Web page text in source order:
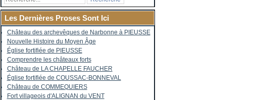
Les Dernières Proses Sont Ici
Château des archevêques de Narbonne à PIEUSSE
Nouvelle Histoire du Moyen Âge
Église fortifiée de PIEUSSE
Comprendre les châteaux forts
Château de LA CHAPELLE FAUCHER
Église fortifiée de COUSSAC-BONNEVAL
Château de COMMEQUIERS
Fort villageois d'ALIGNAN du VENT